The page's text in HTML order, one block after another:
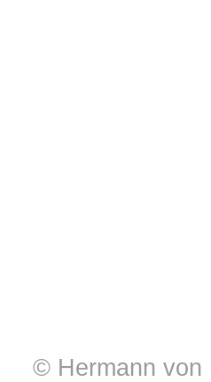
© Hermann von